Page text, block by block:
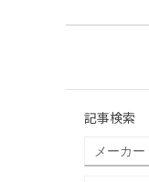
記事検索